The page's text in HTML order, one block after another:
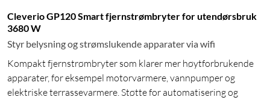
Cleverio GP120 Smart fjernstrømbryter for utendørsbruk
3680 W
Styr belysning og strømslukende apparater via wifi
Kompakt fjernstrømbryter som klarer mer høytforbrukende
apparater, for eksempel motorvarmere, vannpumper og
elektriske terrassevarmere. Støtte for automatisering og